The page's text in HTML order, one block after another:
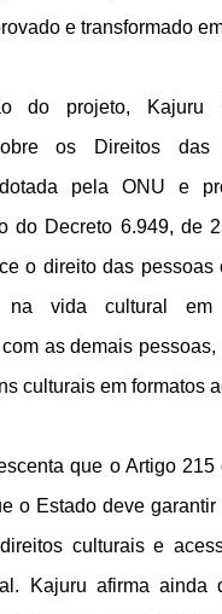
e transformado
do projeto, Kajuru
os Direitos das
pela ONU e
do Decreto 6.949, de
o direito das pessoas
na vida cultural em
as demais
culturais em formatos
que o Artigo 215
o Estado deve
culturais e
Kajuru afirma ainda